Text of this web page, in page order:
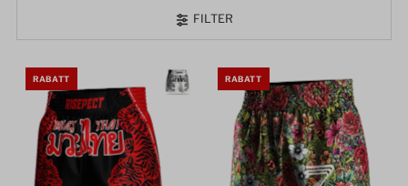
FILTER
RABATT RABATT